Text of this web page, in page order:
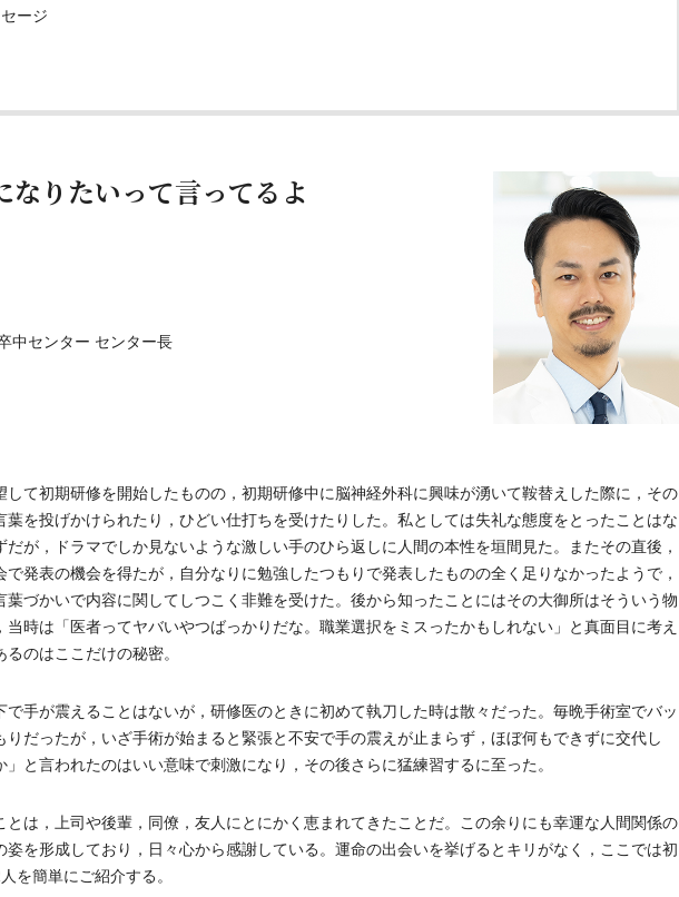
ージ
なりたいって言ってるよ
中センター センター長
て初期研修を開始したものの，初期研修中に脳神経外科に興味が湧いて鞍替えした際に，その
を投げかけられたり，ひどい仕打ちを受けたりした。私としては失礼な態度をとったことはな
が，ドラマでしか見ないような激しい手のひら返しに人間の本性を垣間見た。またその直後，
で発表の機会を得たが，自分なりに勉強したつもりで発表したものの全く足りなかったようで，
づかいで内容に関してしつこく非難を受けた。後から知ったことにはその大御所はそういう物
時は「医者ってヤバいやつばっかりだな。職業選択をミスったかもしれない」と真面目に考え
のはここだけの秘密。
手が震えることはないが，研修医のときに初めて執刀した時は散々だった。毎晩手術室でバッ
だったが，いざ手術が始まると緊張と不安で手の震えが止まらず，ほぼ何もできずに交代し
と言われたのはいい意味で刺激になり，その後さらに猛練習するに至った。
は，上司や後輩，同僚，友人にとにかく恵まれてきたことだ。この余りにも幸運な人間関係の
を形成しており，日々心から感謝している。運命の出会いを挙げるとキリがなく，ここでは初
を簡単にご紹介する。